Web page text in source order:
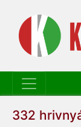
332